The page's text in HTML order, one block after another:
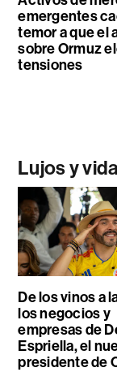
emergentes
temor a que el
sobre Ormuz
tensiones
Lujos y
De los vinos a
los negocios y
empresas de
Espriella, el
presidente de